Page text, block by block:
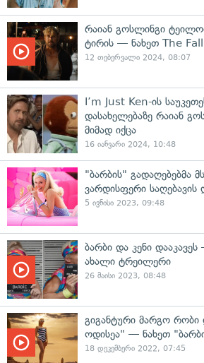
რაიან გოსლინგი
ტირის — ნახეთ The
12 თებერვალი 2024, 08:07
I’m Just Ken-ის
დასახელებაზე რაიან
მიმად იქცა
16 იანვარი 2024, 10:48
"ბარბის" გადაღებებმა
ვარდისფერი საღებავის
5 ივნისი 2023, 09:48
ბარბი და კენი
ახალი ტრეილერი
26 მაისი 2023, 08:48
გიგანტური მარგო
ოდისეა" — ნახეთ
18 დეკემბერი 2022, 07:45